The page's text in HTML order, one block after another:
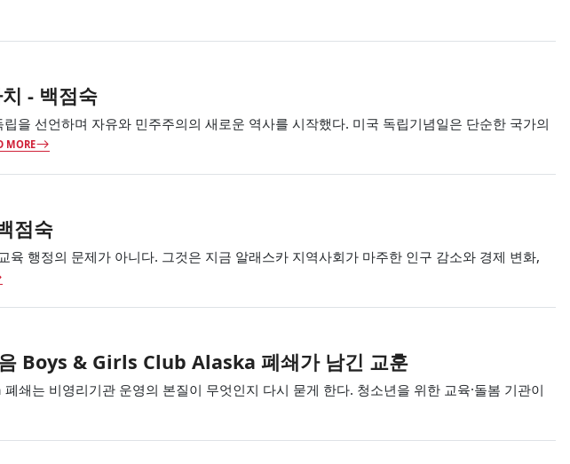
- 백점숙
을 선언하며 자유와 민주주의의 새로운 역사를 시작했다. 미국 독립기념일은 단순한 국가의
MORE
점숙
행정의 문제가 아니다. 그것은 지금 알래스카 지역사회가 마주한 인구 감소와 경제 변화,
Boys & Girls Club Alaska 폐쇄가 남긴 교훈
는 비영리기관 운영의 본질이 무엇인지 다시 묻게 한다. 청소년을 위한 교육·돌봄 기관이